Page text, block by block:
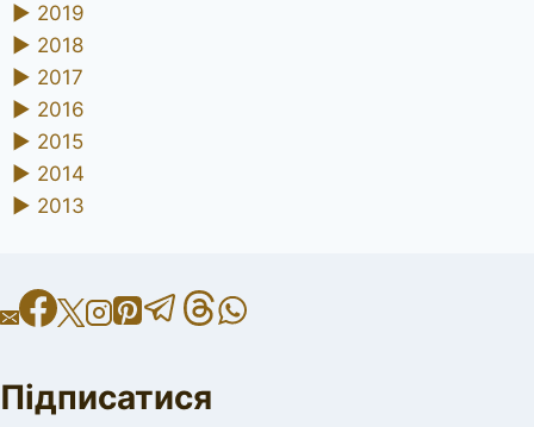
► 2019
► 2018
► 2017
► 2016
► 2015
► 2014
► 2013
Підписатися